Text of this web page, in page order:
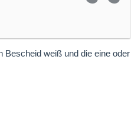
Bescheid weiß und die eine oder